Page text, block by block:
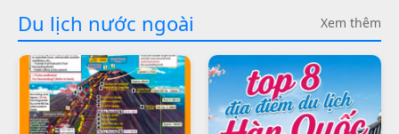
Du lịch nước ngoài Xem thêm